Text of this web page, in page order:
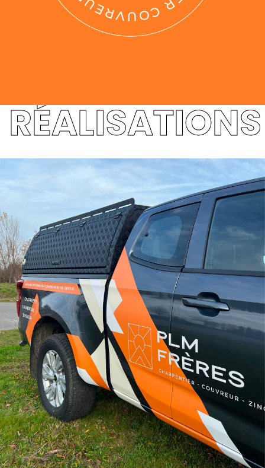
RÉALISATIONS